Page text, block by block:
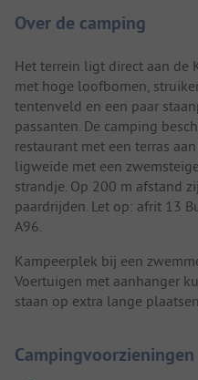
Over de camping
Het terrein ligt direct aan de
met hoge loofbomen,
tentenveld en een paar
passanten. De camping
restaurant met een terras
ligweide met een
strandje. Op 200 m afstand
paardrijden. Let op: afrit 13
A96.
Kampeerplek bij een
Voertuigen met aanhanger
staan op extra lange plaatsen.
Campingvoorzieningen